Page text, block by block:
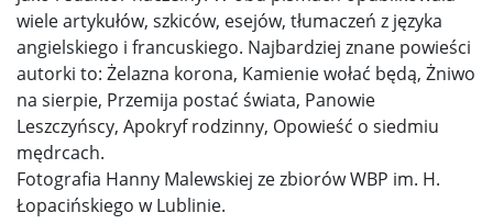
wiele artykułów, szkiców, esejów, tłumaczeń z języka
angielskiego i francuskiego. Najbardziej znane powieści
autorki to: Żelazna korona, Kamienie wołać będą, Żniwo
na sierpie, Przemija postać świata, Panowie
Leszczyńscy, Apokryf rodzinny, Opowieść o siedmiu
mędrcach.
Fotografia Hanny Malewskiej ze zbiorów WBP im. H.
Łopacińskiego w Lublinie.